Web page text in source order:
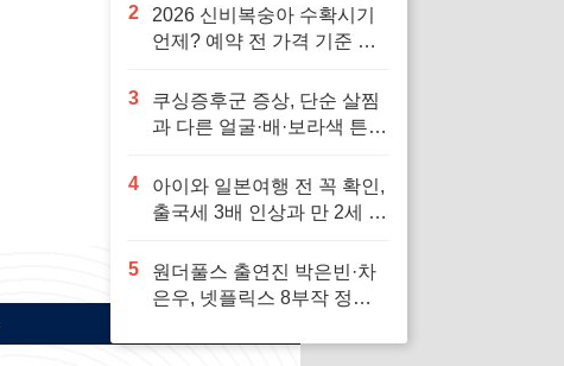
2
2026 신비복숭아 수확시기
언제? 예약 전 가격 기준 모
3
쿠싱증후군 증상, 단순 살찜
과 다른 얼굴·배·보라색 튼살
4
아이와 일본여행 전 꼭 확인,
출국세 3배 인상과 만 2세 미
5
원더풀스 출연진 박은빈·차
은우, 넷플릭스 8부작 정보